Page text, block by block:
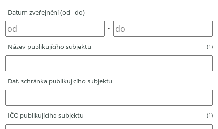
Datum zveřejnění (od - do)
-
Název publikujícího subjektu (1)
Dat. schránka publikujícího subjektu
IČO publikujícího subjektu (1)